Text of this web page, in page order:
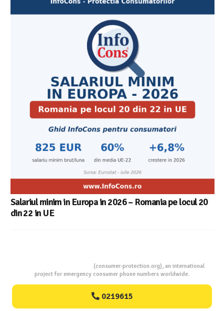
Salariul minim in Europa in 2026 – Romania pe locul 20
din 22 in UE
(consumer-protection.org), an international
project for emergency consumer phone numbers worldwide.
0219615